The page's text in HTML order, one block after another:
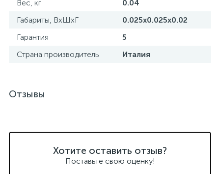
Вес, кг
0.04
Габариты, ВхШхГ
0.025x0.025x0.02
Гарантия
5
Страна производитель
Италия
Отзывы
Хотите оставить отзыв?
Поставьте свою оценку!